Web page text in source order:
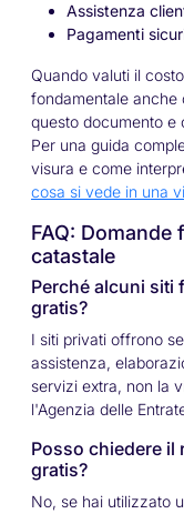
Assistenza
Pagamenti
Quando valuti il
fondamentale anche
questo documento e
Per una guida
visura e come
cosa si vede in una
FAQ:
catastale
Perché alcuni siti
gratis?
I siti privati offrono
assistenza,
servizi extra, non la
l'Agenzia delle
Posso chiedere il
gratis?
No, se hai utilizzato